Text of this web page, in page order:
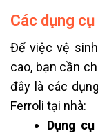
Các dụng
Để việc vệ
cao, bạn cần
đây là các
Ferroli tại nhà:
Dụng